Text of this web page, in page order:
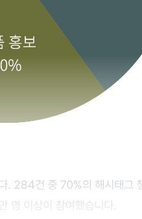
. 284건 중 70%의 해시태그
명 이상이 참여했습니다.